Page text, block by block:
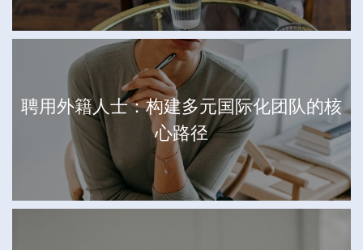
聘用外籍人士：构建多元国际化团队的核
心路径